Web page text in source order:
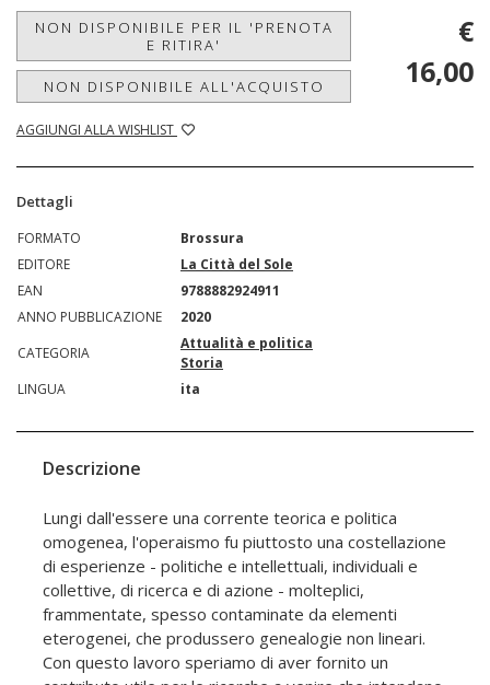
NON DISPONIBILE PER IL 'PRENOTA
E RITIRA'
NON DISPONIBILE ALL'ACQUISTO
AGGIUNGI ALLA WISHLIST
€
16,00
Dettagli
FORMATO
Brossura
EDITORE
La Città del Sole
EAN
9788882924911
ANNO PUBBLICAZIONE
2020
CATEGORIA
Attualità e politica
Storia
LINGUA
ita
Descrizione
Lungi dall'essere una corrente teorica e politica
omogenea, l'operaismo fu piuttosto una costellazione
di esperienze - politiche e intellettuali, individuali e
collettive, di ricerca e di azione - molteplici,
frammentate, spesso contaminate da elementi
eterogenei, che produssero genealogie non lineari.
Con questo lavoro speriamo di aver fornito un